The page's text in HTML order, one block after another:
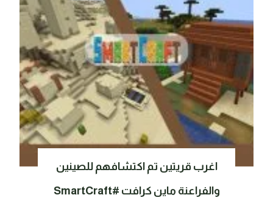
اغرب قريتين تم اكتشافهم للصينين
والفراعنة ماين كرافت #SmartCraft